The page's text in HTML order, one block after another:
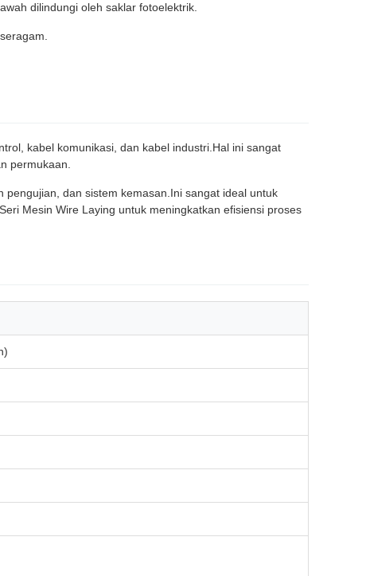
dilindungi oleh saklar fotoelektrik.
kabel komunikasi, dan kabel industri.Hal ini sangat
permukaan.
dan sistem kemasan.Ini sangat ideal untuk
Mesin Wire Laying untuk meningkatkan efisiensi proses